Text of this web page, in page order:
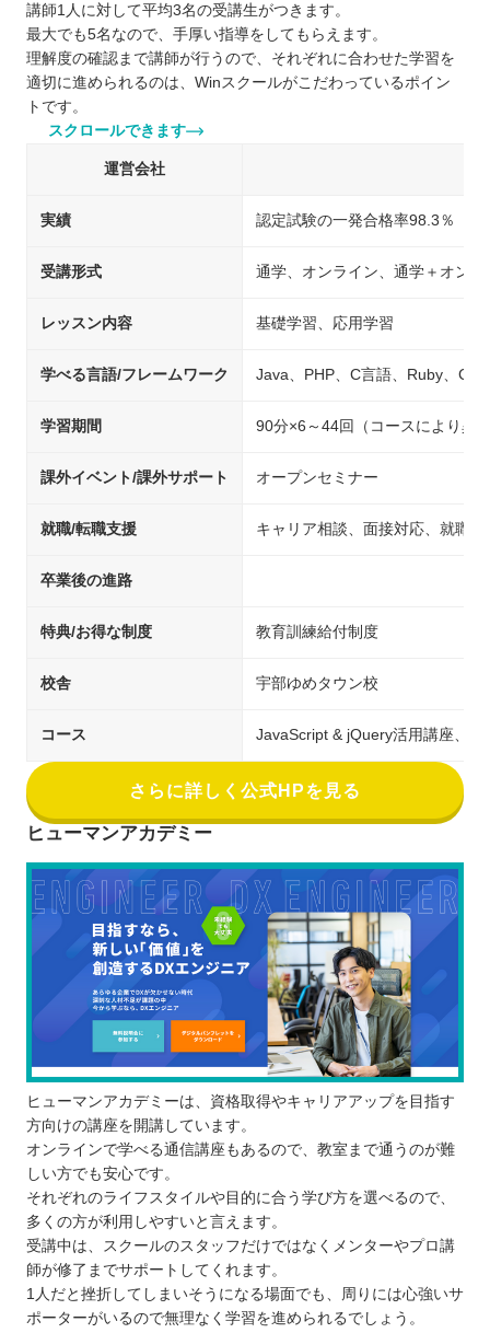
講師1人に対して平均3名の受講生がつきます。
最大でも5名なので、手厚い指導をしてもらえます。
理解度の確認まで講師が行うので、それぞれに合わせた学習を
適切に進められるのは、Winスクールがこだわっているポイン
トです。
スクロールできます
運営会社
実績 認定試験の一発合格率98.3％
受講形式 通学、オンライン、通学＋オンラ
レッスン内容 基礎学習、応用学習
学べる言語/フレームワーク Java、PHP、C言語、Ruby、C#
学習期間 90分×6～44回（コースにより異
課外イベント/課外サポート オープンセミナー
就職/転職支援 キャリア相談、面接対応、就職先
卒業後の進路
特典/お得な制度 教育訓練給付制度
校舎 宇部ゆめタウン校
コース JavaScript & jQuery活用講座、
さらに詳しく公式HPを見る
ヒューマンアカデミー
ヒューマンアカデミーは、資格取得やキャリアアップを目指す
方向けの講座を開講しています。
オンラインで学べる通信講座もあるので、教室まで通うのが難
しい方でも安心です。
それぞれのライフスタイルや目的に合う学び方を選べるので、
多くの方が利用しやすいと言えます。
受講中は、スクールのスタッフだけではなくメンターやプロ講
師が修了までサポートしてくれます。
1人だと挫折してしまいそうになる場面でも、周りには心強いサ
ポーターがいるので無理なく学習を進められるでしょう。